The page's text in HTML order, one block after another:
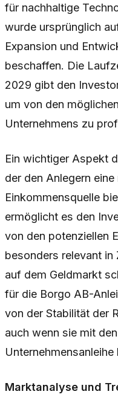
für nachhaltige
wurde ursprünglich
Expansion und
beschaffen. Die
2029 gibt den
um von den
Unternehmens zu
Ein wichtiger Aspekt
der den Anlegern
Einkommensquelle
ermöglicht es den
von den potenziellen
besonders relevant in
auf dem Geldmarkt
für die Borgo AB-
von der Stabilität der
auch wenn sie mit
Marktanalyse und